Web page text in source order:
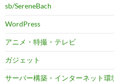
sb/SereneBach
WordPress
アニメ・特撮・テレビ
ガジェット
サーバー構築・インターネット環